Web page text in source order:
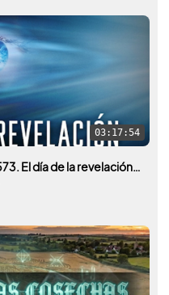
03:17:54
Tertulias sin edición Vol 573. El día de la revelación ¿El día de qué?